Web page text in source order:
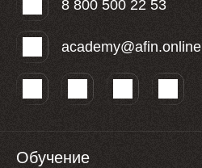
8 800 500 22 53
academy@afin.online
Обучение